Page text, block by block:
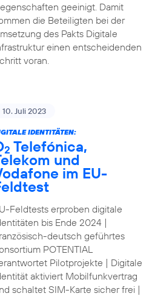
geeinigt. Damit
die Beteiligten bei der
des Pakts Digitale
einen entscheidenden
voran.
10. Juli 2023
IDENTITÄTEN:
2 Telefónica,
und
im EU-
Feldtests erproben digitale
bis Ende 2024 |
deutsch geführtes
POTENTIAL
Pilotprojekte | Digitale
aktiviert Mobilfunkvertrag
schaltet SIM-Karte sicher frei |